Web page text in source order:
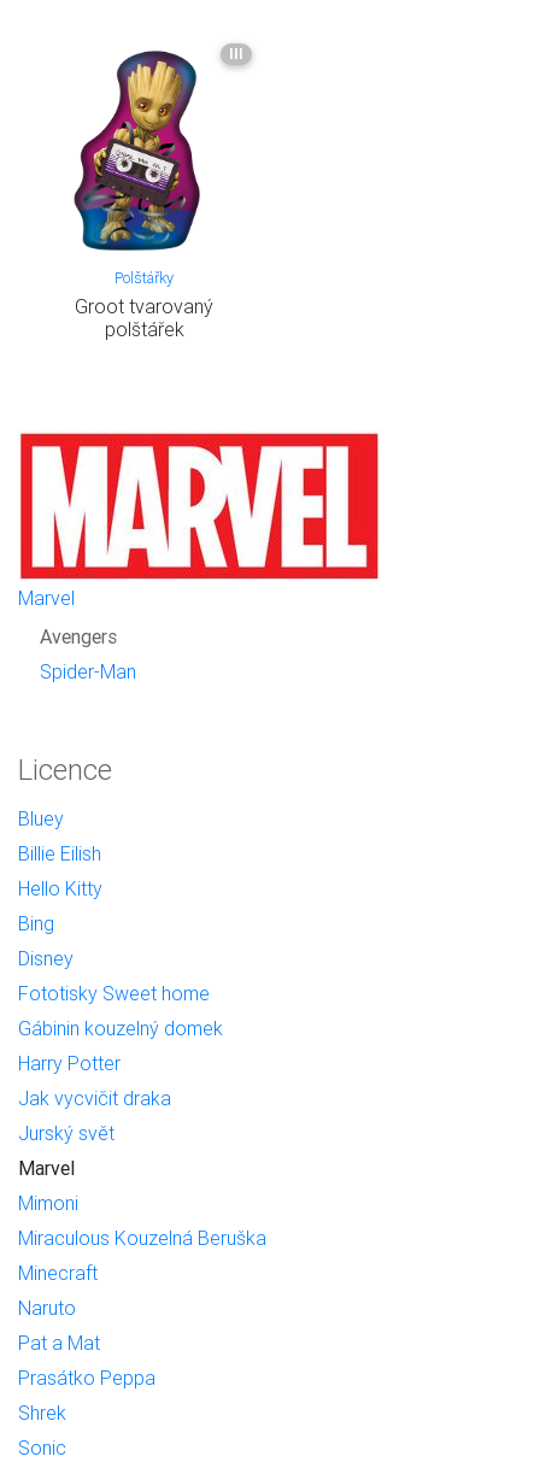
III
Polštářky
Groot tvarovaný
polštářek
Marvel
Avengers
Spider-Man
Licence
Bluey
Billie Eilish
Hello Kitty
Bing
Disney
Fototisky Sweet home
Gábinin kouzelný domek
Harry Potter
Jak vycvičit draka
Jurský svět
Marvel
Mimoni
Miraculous Kouzelná Beruška
Minecraft
Naruto
Pat a Mat
Prasátko Peppa
Shrek
Sonic